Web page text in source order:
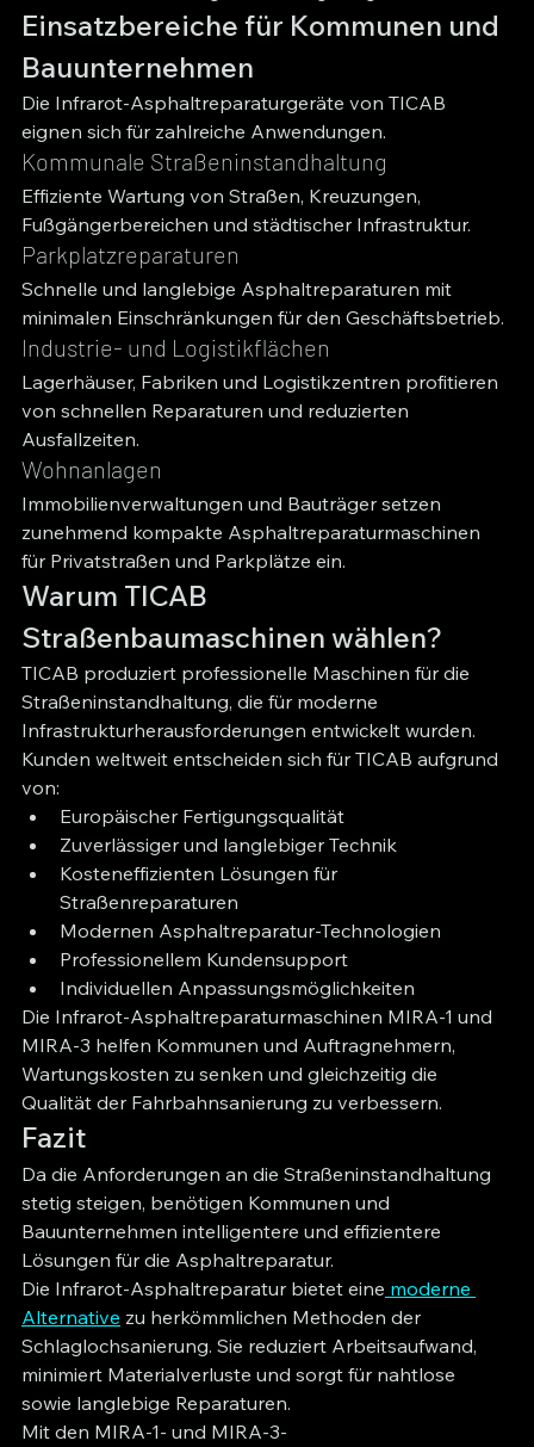
Einsatzbereiche für Kommunen und
Bauunternehmen
Die Infrarot-Asphaltreparaturgeräte von TICAB
eignen sich für zahlreiche Anwendungen.
Kommunale Straßeninstandhaltung
Effiziente Wartung von Straßen, Kreuzungen,
Fußgängerbereichen und städtischer Infrastruktur.
Parkplatzreparaturen
Schnelle und langlebige Asphaltreparaturen mit
minimalen Einschränkungen für den Geschäftsbetrieb.
Industrie- und Logistikflächen
Lagerhäuser, Fabriken und Logistikzentren profitieren
von schnellen Reparaturen und reduzierten
Ausfallzeiten.
Wohnanlagen
Immobilienverwaltungen und Bauträger setzen
zunehmend kompakte Asphaltreparaturmaschinen
für Privatstraßen und Parkplätze ein.
Warum TICAB
Straßenbaumaschinen wählen?
TICAB produziert professionelle Maschinen für die
Straßeninstandhaltung, die für moderne
Infrastrukturherausforderungen entwickelt wurden.
Kunden weltweit entscheiden sich für TICAB aufgrund
von:
Europäischer Fertigungsqualität
Zuverlässiger und langlebiger Technik
Kosteneffizienten Lösungen für
Straßenreparaturen
Modernen Asphaltreparatur-Technologien
Professionellem Kundensupport
Individuellen Anpassungsmöglichkeiten
Die Infrarot-Asphaltreparaturmaschinen MIRA-1 und
MIRA-3 helfen Kommunen und Auftragnehmern,
Wartungskosten zu senken und gleichzeitig die
Qualität der Fahrbahnsanierung zu verbessern.
Fazit
Da die Anforderungen an die Straßeninstandhaltung
stetig steigen, benötigen Kommunen und
Bauunternehmen intelligentere und effizientere
Lösungen für die Asphaltreparatur.
Die Infrarot-Asphaltreparatur bietet eine moderne
Alternative zu herkömmlichen Methoden der
Schlaglochsanierung. Sie reduziert Arbeitsaufwand,
minimiert Materialverluste und sorgt für nahtlose
sowie langlebige Reparaturen.
Mit den MIRA-1- und MIRA-3-